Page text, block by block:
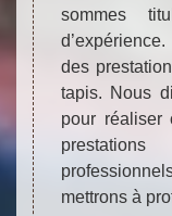
sommes
des
tapis. Nous
pour réaliser
mettrons à